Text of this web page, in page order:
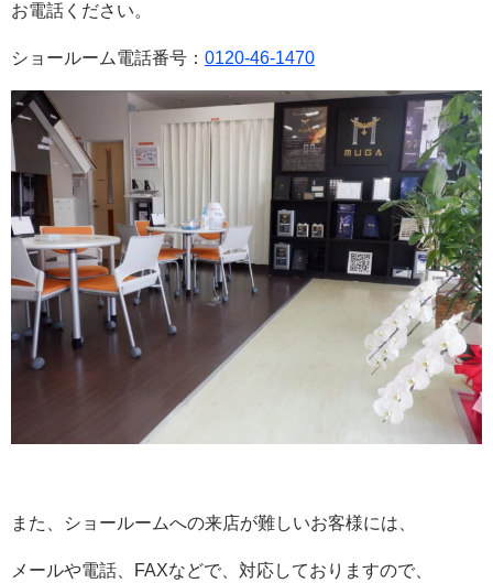
お電話ください。
ショールーム電話番号： 0120-46-1470
また、ショールームへの来店が難しいお客様には、
メールや電話、FAXなどで、対応しておりますので、